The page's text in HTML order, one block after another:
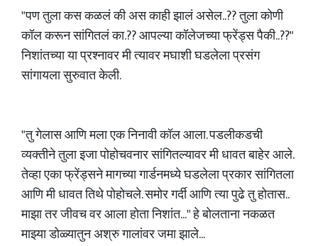
"पण तुला कस कळलं की अस काही झालं असेल..?? तुला कोणी
कॉल करून सांगितलं का.?? आपल्या कॉलेजच्या फ्रेंड्स पैकी..??"
निशांतच्या या प्रश्नावर मी त्यावर मघाशी घडलेला प्रसंग
सांगायला सुरुवात केली.
"तु गेलास आणि मला एक निनावी कॉल आला. पडलीकडची
व्यक्तीने तुला इजा पोहोचवनार सांगितल्यावर मी धावत बाहेर आले.
तेव्हा एका फ्रेंड्सने मागच्या गार्डनमध्ये घडलेला प्रकार सांगितला
आणि मी धावत तिथे पोहोचले. समोर गर्दी आणि त्या पुढे तु होतास..
माझा तर जीवच वर आला होता निशांत..." हे बोलताना नकळत
माझ्या डोळ्यातुन अश्रु गालांवर जमा झाले...